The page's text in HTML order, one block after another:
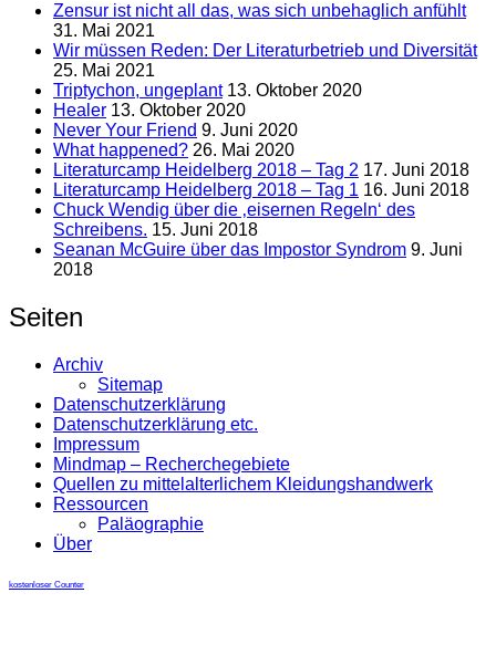
Zensur ist nicht all das, was sich unbehaglich anfühlt
31. Mai 2021
Wir müssen Reden: Der Literaturbetrieb und Diversität
25. Mai 2021
Triptychon, ungeplant 13. Oktober 2020
Healer 13. Oktober 2020
Never Your Friend 9. Juni 2020
What happened? 26. Mai 2020
Literaturcamp Heidelberg 2018 – Tag 2 17. Juni 2018
Literaturcamp Heidelberg 2018 – Tag 1 16. Juni 2018
Chuck Wendig über die ‚eisernen Regeln‘ des
Schreibens. 15. Juni 2018
Seanan McGuire über das Impostor Syndrom 9. Juni
2018
Seiten
Archiv
Sitemap
Datenschutzerklärung
Datenschutzerklärung etc.
Impressum
Mindmap – Recherchegebiete
Quellen zu mittelalterlichem Kleidungshandwerk
Ressourcen
Paläographie
Über
kostenloser Counter